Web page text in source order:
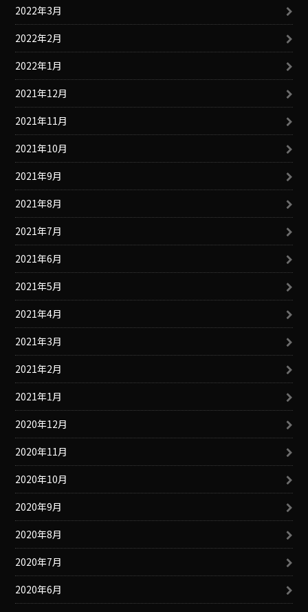
2022年3月
2022年2月
2022年1月
2021年12月
2021年11月
2021年10月
2021年9月
2021年8月
2021年7月
2021年6月
2021年5月
2021年4月
2021年3月
2021年2月
2021年1月
2020年12月
2020年11月
2020年10月
2020年9月
2020年8月
2020年7月
2020年6月